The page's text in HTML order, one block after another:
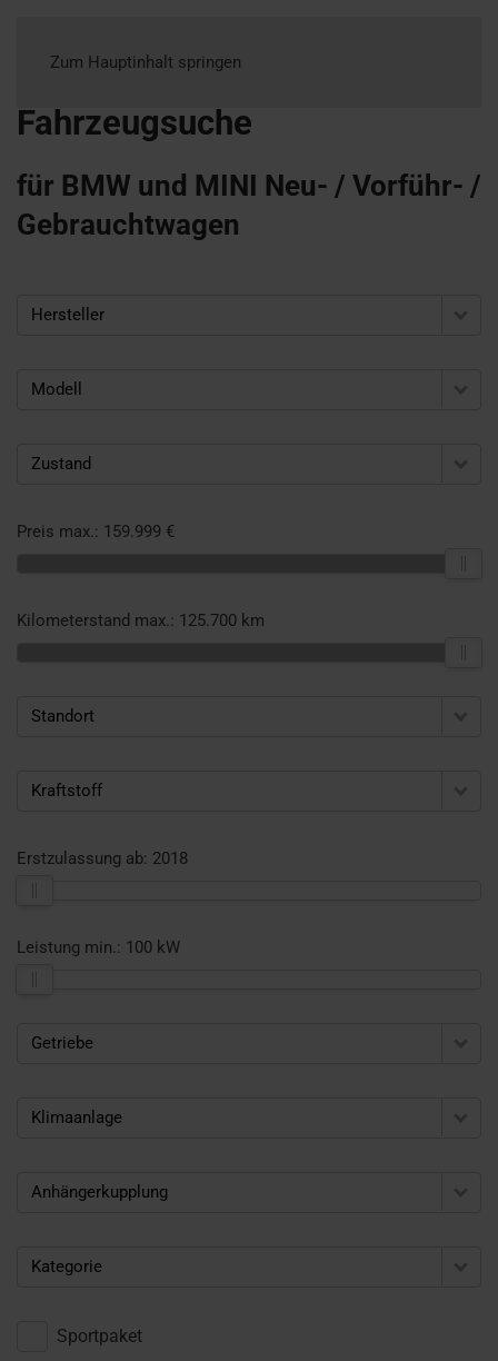
Zum Hauptinhalt springen
Fahrzeugsuche
für BMW und MINI Neu- / Vorführ- /
Gebrauchtwagen
Hersteller
Modell
Zustand
Preis max.: 159.999 €
Kilometerstand max.: 125.700 km
Standort
Kraftstoff
Erstzulassung ab: 2018
Leistung min.: 100 kW
Getriebe
Klimaanlage
Anhängerkupplung
Kategorie
Sportpaket